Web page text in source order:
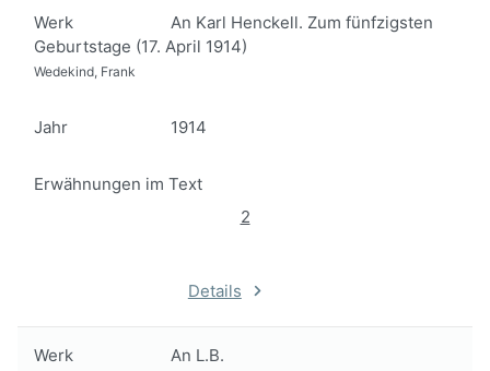
Werk
An Karl Henckell. Zum fünfzigsten
Geburtstage (17. April 1914)
Wedekind, Frank
Jahr 1914
Erwähnungen im Text
2
Details
Werk An L.B.